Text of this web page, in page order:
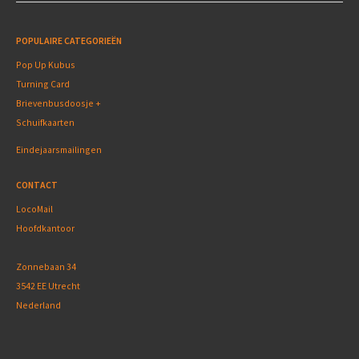
POPULAIRE CATEGORIEËN
Pop Up Kubus
Turning Card
Brievenbusdoosje +
Schuifkaarten
Eindejaarsmailingen
CONTACT
LocoMail
Hoofdkantoor
Zonnebaan 34
3542 EE Utrecht
Nederland